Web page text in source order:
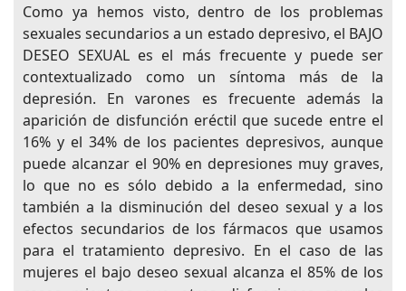
Como ya hemos visto, dentro de los problemas
sexuales secundarios a un estado depresivo, el BAJO
DESEO SEXUAL es el más frecuente y puede ser
contextualizado como un síntoma más de la
depresión. En varones es frecuente además la
aparición de disfunción eréctil que sucede entre el
16% y el 34% de los pacientes depresivos, aunque
puede alcanzar el 90% en depresiones muy graves,
lo que no es sólo debido a la enfermedad, sino
también a la disminución del deseo sexual y a los
efectos secundarios de los fármacos que usamos
para el tratamiento depresivo. En el caso de las
mujeres el bajo deseo sexual alcanza el 85% de los